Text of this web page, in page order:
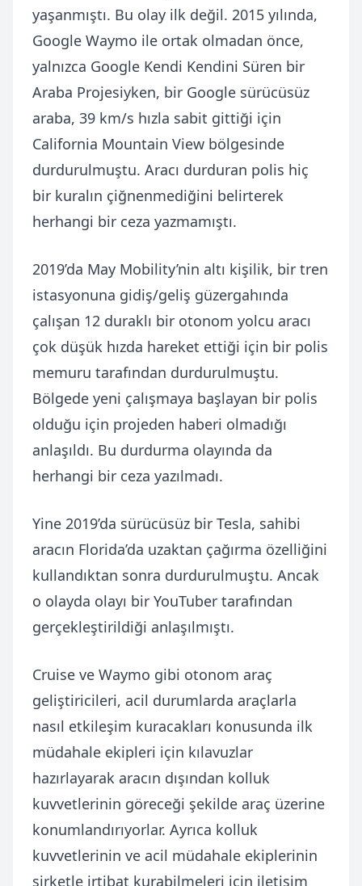
yaşanmıştı. Bu olay ilk değil. 2015 yılında,
Google Waymo ile ortak olmadan önce,
yalnızca Google Kendi Kendini Süren bir
Araba Projesiyken, bir Google sürücüsüz
araba, 39 km/s hızla sabit gittiği için
California Mountain View bölgesinde
durdurulmuştu. Aracı durduran polis hiç
bir kuralın çiğnenmediğini belirterek
herhangi bir ceza yazmamıştı.
2019’da May Mobility’nin altı kişilik, bir tren
istasyonuna gidiş/geliş güzergahında
çalışan 12 duraklı bir otonom yolcu aracı
çok düşük hızda hareket ettiği için bir polis
memuru tarafından durdurulmuştu.
Bölgede yeni çalışmaya başlayan bir polis
olduğu için projeden haberi olmadığı
anlaşıldı. Bu durdurma olayında da
herhangi bir ceza yazılmadı.
Yine 2019’da sürücüsüz bir Tesla, sahibi
aracın Florida’da uzaktan çağırma özelliğini
kullandıktan sonra durdurulmuştu. Ancak
o olayda olayı bir YouTuber tarafından
gerçekleştirildiği anlaşılmıştı.
Cruise ve Waymo gibi otonom araç
geliştiricileri, acil durumlarda araçlarla
nasıl etkileşim kuracakları konusunda ilk
müdahale ekipleri için kılavuzlar
hazırlayarak aracın dışından kolluk
kuvvetlerinin göreceği şekilde araç üzerine
konumlandırıyorlar. Ayrıca kolluk
kuvvetlerinin ve acil müdahale ekiplerinin
şirketle irtibat kurabilmeleri için iletişim